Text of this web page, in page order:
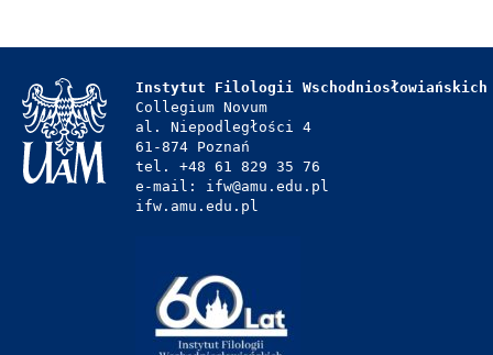
Instytut Filologii Wschodniosłowiańskich
Collegium Novum
al. Niepodległości 4
61-874 Poznań
tel. +48 61 829 35 76
e-mail: ifw@amu.edu.pl
ifw.amu.edu.pl